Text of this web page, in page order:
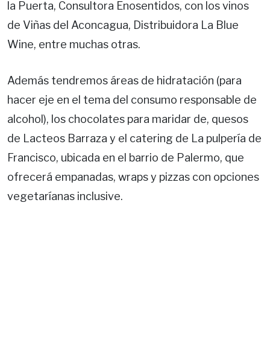
la Puerta, Consultora Enosentidos, con los vinos
de Viñas del Aconcagua, Distribuidora La Blue
Wine, entre muchas otras.
Además tendremos áreas de hidratación (para
hacer eje en el tema del consumo responsable de
alcohol), los chocolates para maridar de, quesos
de Lacteos Barraza y el catering de La pulpería de
Francisco, ubicada en el barrio de Palermo, que
ofrecerá empanadas, wraps y pizzas con opciones
vegetaríanas inclusive.